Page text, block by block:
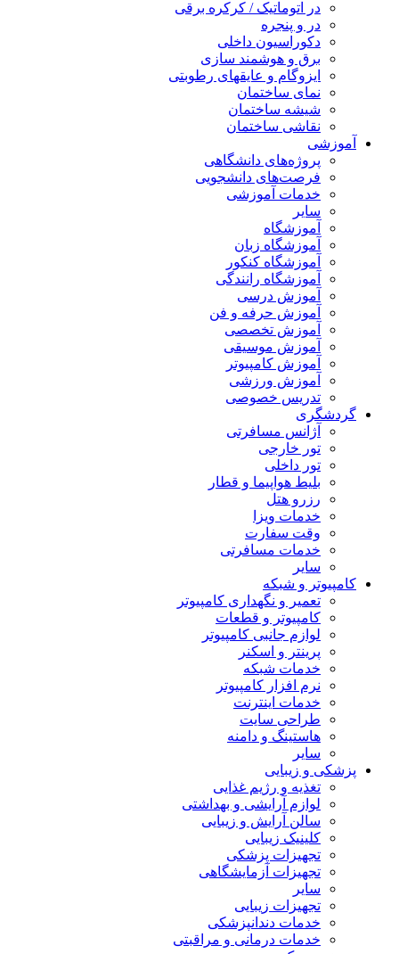
در اتوماتیک / کرکره برقی
در و پنجره
دکوراسیون داخلی
برق و هوشمند سازی
ایزوگام و عایقهای رطوبتی
نمای ساختمان
شیشه ساختمان
نقاشی ساختمان
آموزشی
پروژه‌های دانشگاهی
فرصت‌های دانشجویی
خدمات آموزشی
سایر
آموزشگاه
آموزشگاه زبان
آموزشگاه کنکور
آموزشگاه رانندگی
آموزش درسی
آموزش حرفه و فن
آموزش تخصصی
آموزش موسیقی
آموزش کامپیوتر
آموزش ورزشی
تدریس خصوصی
گردشگری
آژانس مسافرتی
تور خارجی
تور داخلی
بلیط هواپیما و قطار
رزرو هتل
خدمات ویزا
وقت سفارت
خدمات مسافرتی
سایر
کامپیوتر و شبکه
تعمیر و نگهداری کامپیوتر
کامپیوتر و قطعات
لوازم جانبی کامپیوتر
پرینتر و اسکنر
خدمات شبکه
نرم افزار کامپیوتر
خدمات اینترنت
طراحی سایت
هاستینگ و دامنه
سایر
پزشکی و زیبایی
تغذیه و رژیم غذایی
لوازم آرایشی و بهداشتی
سالن آرایش و زیبایی
کلینیک زیبایی
تجهیزات پزشکی
تجهیزات آزمایشگاهی
سایر
تجهیزات زیبایی
خدمات دندانپزشکی
خدمات درمانی و مراقبتی